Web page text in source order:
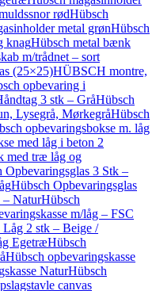
rødHübsch
metal grønHübsch
knagHübsch metal bænk
m/trådnet – sort
(25×25)HÜBSCH montre,
opbevaring i
3 stk – GråHübsch
Lysegrå, MørkegråHübsch
opbevaringsbokse m. låg
med låg i beton 2
med træ låg og
Opbevaringsglas 3 Stk –
Hübsch Opbevaringsglas
– NaturHübsch
m/låg – FSC
Låg 2 stk – Beige /
EgetræHübsch
Hübsch opbevaringskasse
NaturHübsch
canvas